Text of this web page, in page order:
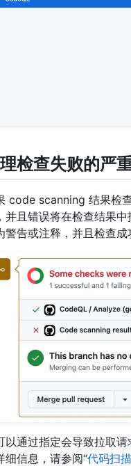
检查失败的严
code scanning 结果检
并且错误将在检查结果
警告或注释，并且检查成
以通过指定会导致拉取
细信息，请参阅“代码扫